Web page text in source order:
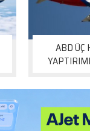
ABD ÜÇ